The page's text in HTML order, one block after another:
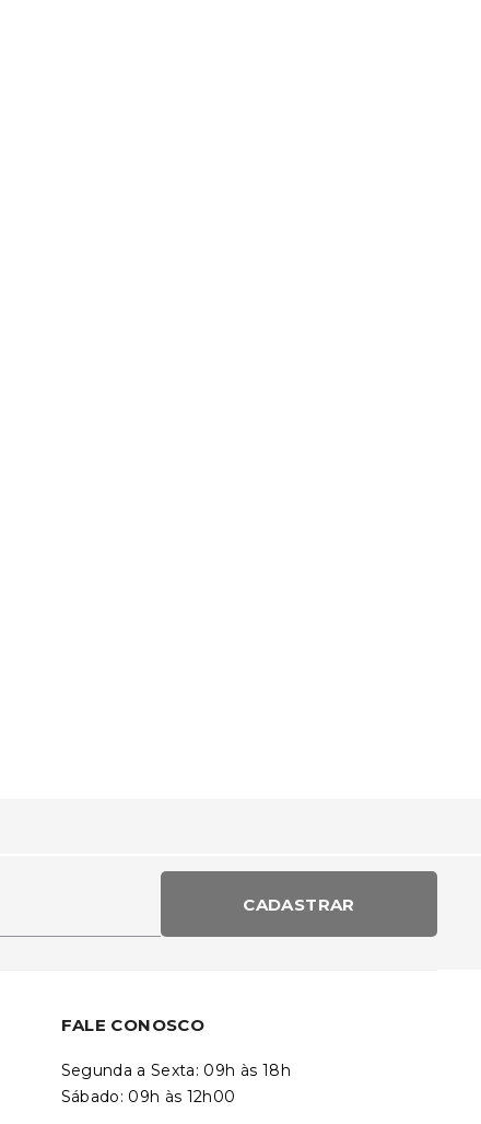
CADASTRAR
FALE CONOSCO
Segunda a Sexta: 09h às 18h
Sábado: 09h às 12h00